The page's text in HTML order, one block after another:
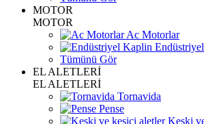
MOTOR
MOTOR
Ac Motorlar
Tümünü Gör
EL ALETLERİ
EL ALETLERİ
Tornavida
Pense
Keski